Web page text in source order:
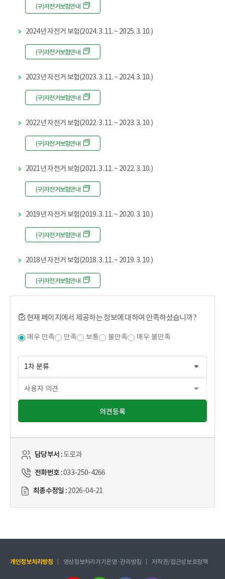
(구)자전거보험안내
2024년 자전거 보험(2024. 3. 11. ~ 2025. 3. 10.)
(구)자전거보험안내
2023년 자전거 보험(2023. 3. 11. ~ 2024. 3. 10.)
(구)자전거보험안내
2022년 자전거 보험(2022. 3. 11. ~ 2023. 3. 10.)
(구)자전거보험안내
2021년 자전거 보험(2021. 3. 11. ~ 2022. 3. 10.)
(구)자전거보험안내
2019년 자전거 보험(2019. 3. 11. ~ 2020. 3. 10.)
(구)자전거보험안내
2018년 자전거 보험(2018. 3. 11. ~ 2019. 3. 10.)
(구)자전거보험안내
현재 페이지에서 제공하는 정보에 대하여 만족하셨습니까?
매우 만족 만족 보통 불만족 매우 불만족
의견등록
담당부서 :도로과
전화번호 :033-250-4266
최종수정일 :2026-04-21
개인정보처리방침 영상정보처리기기운영·관리방침 저작권/접근성보호정책